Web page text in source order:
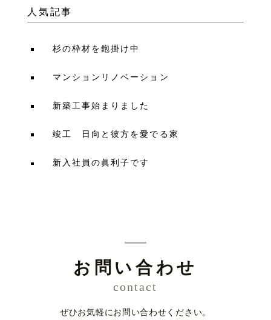
人気記事
杉の枠材を鉋掛け中
マンションリノベーション
新築工事始まりました
竣工 日向と彼方を愛でる家
新入社員の眞利子です
お問い合わせ
contact
ぜひお気軽にお問い合わせください。